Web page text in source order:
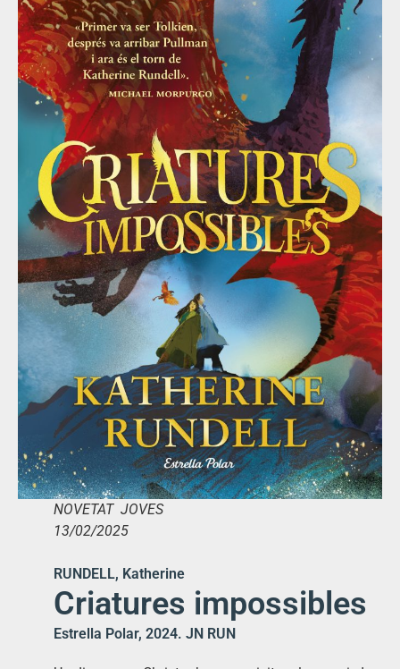
NOVETAT JOVES
13/02/2025
RUNDELL, Katherine
Criatures impossibles
Estrella Polar, 2024. JN RUN